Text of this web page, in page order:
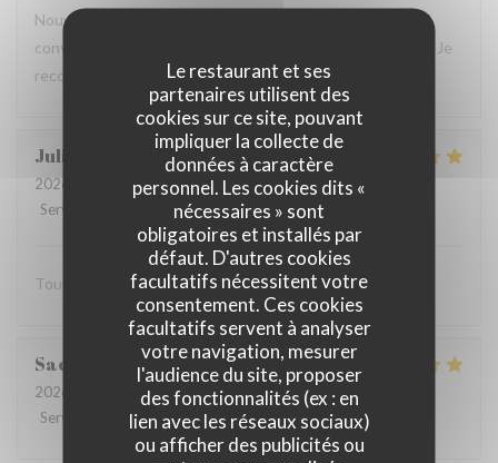
Le restaurant et ses
partenaires utilisent des
cookies sur ce site, pouvant
impliquer la collecte de
données à caractère
personnel. Les cookies dits «
nécessaires » sont
obligatoires et installés par
défaut. D'autres cookies
facultatifs nécessitent votre
consentement. Ces cookies
facultatifs servent à analyser
votre navigation, mesurer
l'audience du site, proposer
des fonctionnalités (ex : en
lien avec les réseaux sociaux)
ou afficher des publicités ou
Nouvelle expérience hier, et le résultat est toujours aussi
convaincant : plats savoureux, personnel aux petits soins. Je
recommande vivement !
Julien
2026-07-16
- 20:00 - Couverts 2
Service
Ambiance:5/5 Cuisine : 5/5 Qualité / Prix
Tout est excellent Beaucoup de goût et de saveur
Sacha
2026-07-15
- 13:00 - Couverts 3
Service
Ambiance: 5/5 Cuisine: 5/5 Qualité / Prix